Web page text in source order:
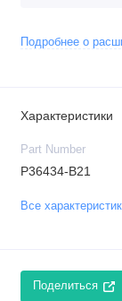
Подробнее о
Характеристики
Part Number
P36434-B21
Все
Поделиться